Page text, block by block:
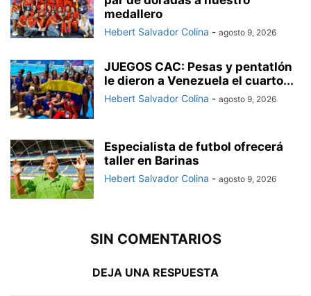
medallero
Hebert Salvador Colina - agosto 9, 2026
JUEGOS CAC: Pesas y pentatlón
le dieron a Venezuela el cuarto...
Hebert Salvador Colina - agosto 9, 2026
Especialista de futbol ofrecerá
taller en Barinas
Hebert Salvador Colina - agosto 9, 2026
SIN COMENTARIOS
DEJA UNA RESPUESTA